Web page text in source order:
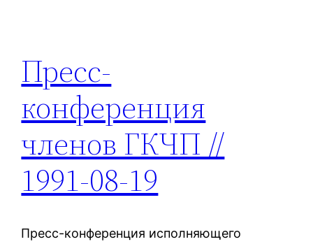
Пресс-
конференция
членов ГКЧП //
1991-08-19
Пресс-конференция исполняющего